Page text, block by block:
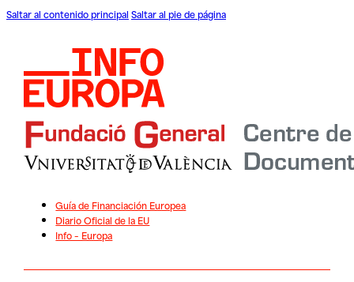
Saltar al contenido principal Saltar al pie de página
Guía de Financiación Europea
Diario Oficial de la EU
Info – Europa